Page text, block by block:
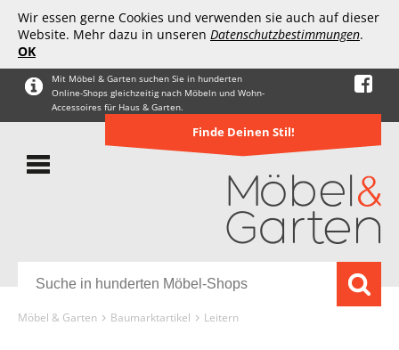
Wir essen gerne Cookies und verwenden sie auch auf dieser
Website. Mehr dazu in unseren Datenschutzbestimmungen.
OK
Mit Möbel & Garten suchen Sie in hunderten
Online-Shops gleichzeitig nach Möbeln und Wohn-
Accessoires für Haus & Garten.
Finde Deinen Stil!
Möbel & Garten Baumarktartikel Leitern